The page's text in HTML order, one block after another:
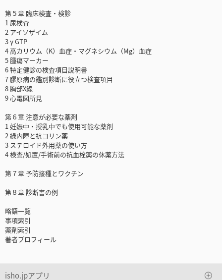
第５章 臨床検査・検診
1 尿検査
2 アイソザイム
3 γ GTP
4 高カリウム（K）血症・マグネシウム（Mg）血症
5 腫瘍マーカー
6 特定健診の検査項目説明書
7 膠原病の鑑別診断に役立つ検査項目
8 胸部X線
9 心電図所見
第６章 注意が必要な薬剤
1 妊娠中・授乳中でも使用可能な薬剤
2 緑内障と抗コリン薬
3 ステロイド外用薬の使い方
4 検査/処置/手術前の抗血栓薬の休薬方法
第７章 予防接種とワクチン
第８章 診断書の例
略語一覧
事項索引
薬剤索引
著者プロフィール
isho.jpアプリ